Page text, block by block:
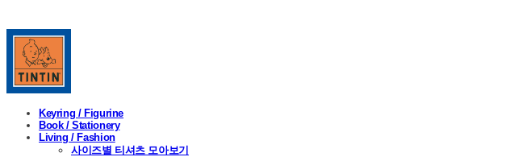
Keyring / Figurine
Book / Stationery
Living / Fashion
사이즈별 티셔츠 모아보기